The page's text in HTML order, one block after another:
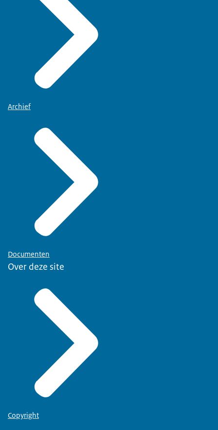
Archief
Documenten
Over deze site
Copyright